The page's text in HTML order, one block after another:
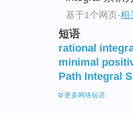
基于1个网页-相
短语
rational
minimal
Path Integral
更多网络短语